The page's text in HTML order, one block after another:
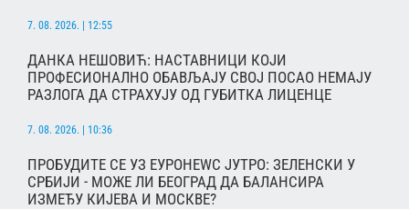
7. 08. 2026. | 12:55
ДАНКА НЕШОВИЋ: НАСТАВНИЦИ КОЈИ
ПРОФЕСИОНАЛНО ОБАВЉАЈУ СВОЈ ПОСАО НЕМАЈУ
РАЗЛОГА ДА СТРАХУЈУ ОД ГУБИТКА ЛИЦЕНЦЕ
7. 08. 2026. | 10:36
ПРОБУДИТЕ СЕ УЗ ЕУРОНЕWС ЈУТРО: ЗЕЛЕНСКИ У
СРБИЈИ - МОЖЕ ЛИ БЕОГРАД ДА БАЛАНСИРА
ИЗМЕЂУ КИЈЕВА И МОСКВЕ?